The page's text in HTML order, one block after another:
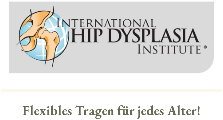
Flexibles Tragen für jedes Alter!